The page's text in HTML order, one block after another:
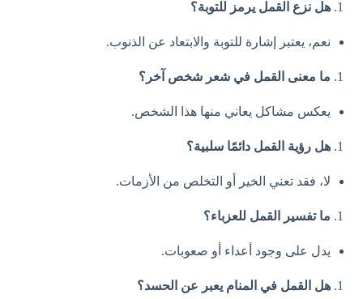
هل نزع القمل يرمز للتوبة؟
نعم، يعتبر إشارة للتوبة والابتعاد عن الذنوب.
ما معنى القمل في شعر شخص آخر؟
يعكس مشاكل يعاني منها هذا الشخص.
هل رؤية القمل دائمًا سلبية؟
لا، فقد تعني الخير أو التخلص من الأزمات.
ما تفسير القمل للعزباء؟
يدل على وجود أعداء أو صعوبات.
هل القمل في المنام يعبر عن الحسد؟